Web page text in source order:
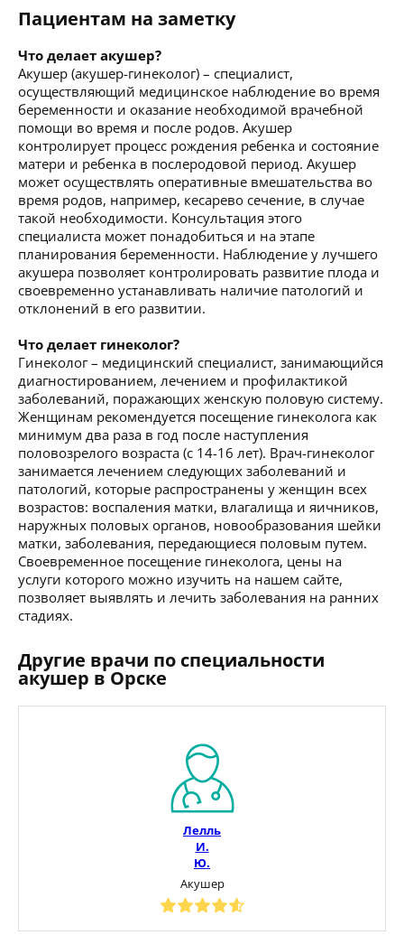
Пациентам на заметку
Что делает акушер?
Акушер (акушер-гинеколог) – специалист,
осуществляющий медицинское наблюдение во время
беременности и оказание необходимой врачебной
помощи во время и после родов. Акушер
контролирует процесс рождения ребенка и состояние
матери и ребенка в послеродовой период. Акушер
может осуществлять оперативные вмешательства во
время родов, например, кесарево сечение, в случае
такой необходимости. Консультация этого
специалиста может понадобиться и на этапе
планирования беременности. Наблюдение у лучшего
акушера позволяет контролировать развитие плода и
своевременно устанавливать наличие патологий и
отклонений в его развитии.
Что делает гинеколог?
Гинеколог – медицинский специалист, занимающийся
диагностированием, лечением и профилактикой
заболеваний, поражающих женскую половую систему.
Женщинам рекомендуется посещение гинеколога как
минимум два раза в год после наступления
половозрелого возраста (с 14-16 лет). Врач-гинеколог
занимается лечением следующих заболеваний и
патологий, которые распространены у женщин всех
возрастов: воспаления матки, влагалища и яичников,
наружных половых органов, новообразования шейки
матки, заболевания, передающиеся половым путем.
Своевременное посещение гинеколога, цены на
услуги которого можно изучить на нашем сайте,
позволяет выявлять и лечить заболевания на ранних
стадиях.
Другие врачи по специальности
акушер в Орске
Лелль
И.
Ю.
Акушер